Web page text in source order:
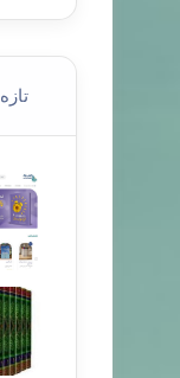
تازه